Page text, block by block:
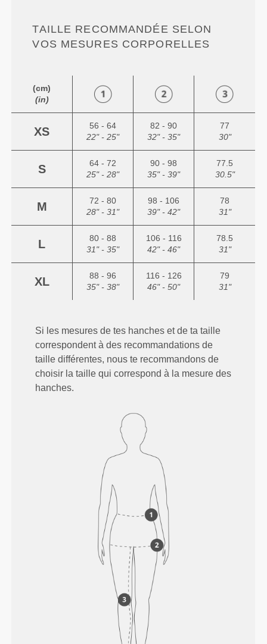
TAILLE RECOMMANDÉE SELON
VOS MESURES CORPORELLES
(cm)
(in)
XS
56 - 64
22" - 25"
82 - 90
32" - 35"
77
30"
S
64 - 72
25" - 28"
90 - 98
35" - 39"
77.5
30.5"
M
72 - 80
28" - 31"
98 - 106
39" - 42"
78
31"
L
80 - 88
31" - 35"
106 - 116
42" - 46"
78.5
31"
XL
88 - 96
35" - 38"
116 - 126
46" - 50"
79
31"
Si les mesures de tes hanches et de ta taille
correspondent à des recommandations de
taille différentes, nous te recommandons de
choisir la taille qui correspond à la mesure des
hanches.